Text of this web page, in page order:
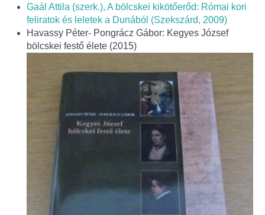
Bölcskei Mesevár Óvoda és Bölcsőde
Óvodakert
Egészségügy
Háziorvos
Fogorvos
Védőnői szolgálat
Gaál Attila (szerk.), A bölcskei kikötőerőd: Római kori
feliratok és leletek a Dunából (Szekszárd, 2009)
Havassy Péter- Pongrácz Gábor: Kegyes József
bölcskei festő élete (2015)